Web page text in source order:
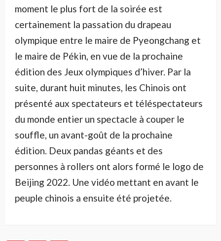
moment le plus fort de la soirée est
certainement la passation du drapeau
olympique entre le maire de Pyeongchang et
le maire de Pékin, en vue de la prochaine
édition des Jeux olympiques d’hiver. Par la
suite, durant huit minutes, les Chinois ont
présenté aux spectateurs et téléspectateurs
du monde entier un spectacle à couper le
souffle, un avant-goût de la prochaine
édition. Deux pandas géants et des
personnes à rollers ont alors formé le logo de
Beijing 2022. Une vidéo mettant en avant le
peuple chinois a ensuite été projetée.